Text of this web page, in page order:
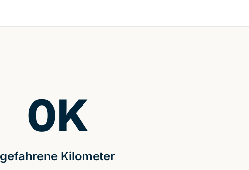
gefahrene Kilometer
0K